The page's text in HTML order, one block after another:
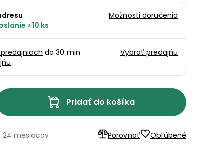
>10 ks
Možnosti doručenia
predajniach do 30 min
Vybrať predajňu
Pridať do košíka
Porovnať Obľúbené
24 mesiacov